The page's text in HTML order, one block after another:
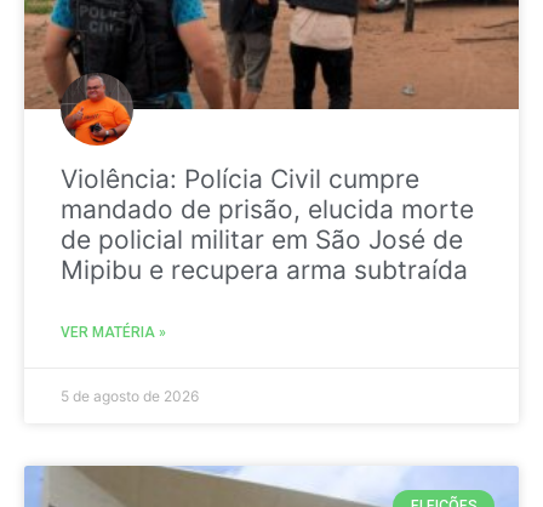
Violência: Polícia Civil cumpre
mandado de prisão, elucida morte
de policial militar em São José de
Mipibu e recupera arma subtraída
VER MATÉRIA »
5 de agosto de 2026